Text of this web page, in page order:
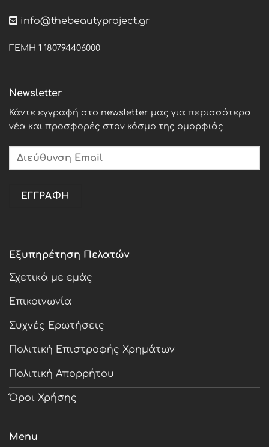
info@thebeautyproject.gr
ΓΕΜΗ 1 180794406000
Εξυπηρέτηση Πελατών
Σχετικά με εμάς
Επικοινωνία
Συχνές Ερωτήσεις
Πολιτική Επιστροφής Χρημάτων
Πολιτική Απορρήτου
Όροι Χρήσης
Menu
Newsletter
Κάντε εγγραφή στο newsletter μας για περισσότερα
νέα και προσφορές στον κόσμο της ομορφιάς